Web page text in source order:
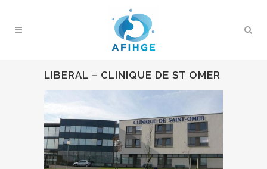
LIBERAL – CLINIQUE DE ST OMER